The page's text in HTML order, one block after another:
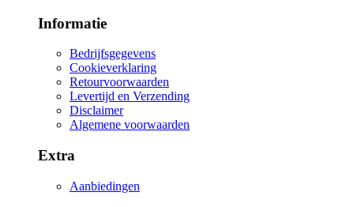
Informatie
Bedrijfsgegevens
Cookieverklaring
Retourvoorwaarden
Levertijd en Verzending
Disclaimer
Algemene voorwaarden
Extra
Aanbiedingen